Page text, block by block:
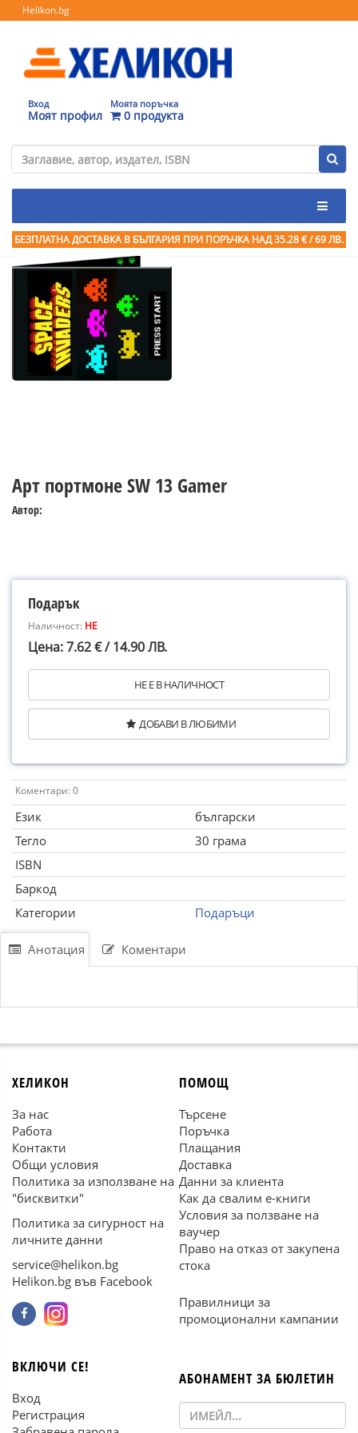
Helikon.bg
Вход
Моят профил
Моята поръчка
0 продукта
БЕЗПЛАТНА ДОСТАВКА В БЪЛГАРИЯ ПРИ ПОРЪЧКА НАД 35.28 € / 69 ЛВ.
Арт портмоне SW 13 Gamer
Автор:
Подарък
Наличност: НЕ
Цена: 7.62 € / 14.90 ЛВ.
НЕ Е В НАЛИЧНОСТ
ДОБАВИ В ЛЮБИМИ
Коментари: 0
Език
български
Тегло
30 грама
ISBN
Баркод
Категории
Подаръци
Анотация Коментари
ХЕЛИКОН
За нас
Работа
Контакти
Общи условия
Политика за използване на
"бисквитки"
Политика за сигурност на
личните данни
service@helikon.bg
Helikon.bg във Facebook
ПОМОЩ
Търсене
Поръчка
Плащания
Доставка
Данни за клиента
Как да свалим е-книги
Условия за ползване на
ваучер
Право на отказ от закупена
стока
Правилници за
промоционални кампании
ВКЛЮЧИ СЕ!
Вход
Регистрация
АБОНАМЕНТ ЗА БЮЛЕТИН